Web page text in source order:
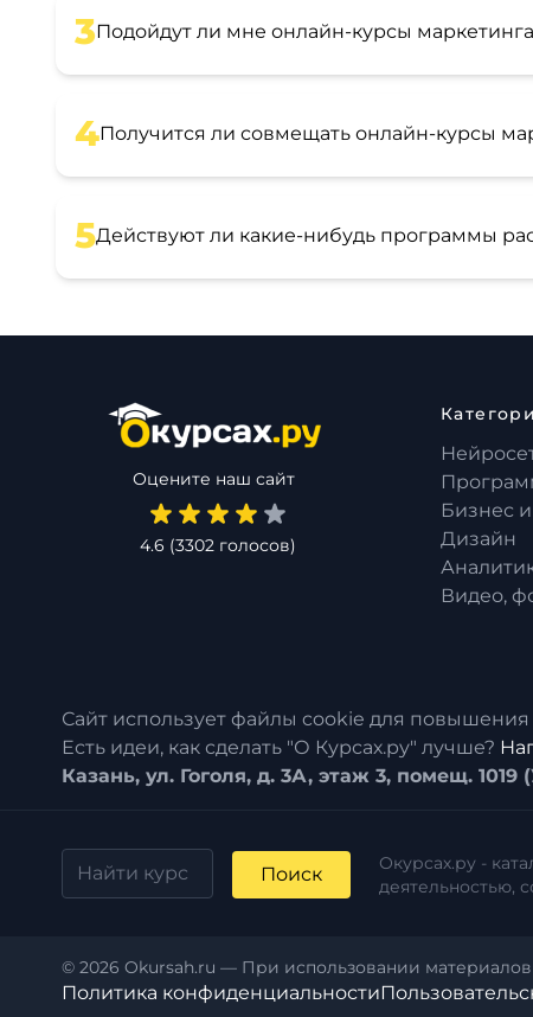
3Подойдут ли мне онлайн-курсы
4Получится ли совмещать онлайн-курсы
5Действуют ли какие-нибудь программы
Оцените наш сайт
4.6 (3302 голосов)
Бизнес
Дизайн
Видео,
Сайт использует файлы cookie для
Есть идеи, как сделать "О Курсах.ру" лучше?
Казань, ул. Гоголя, д. 3А, этаж 3, помещ. 1019
Поиск
Окурсах.ру -
деятельностью,
© 2026 Okursah.ru — При использовании материалов
Политика конфиденциальности